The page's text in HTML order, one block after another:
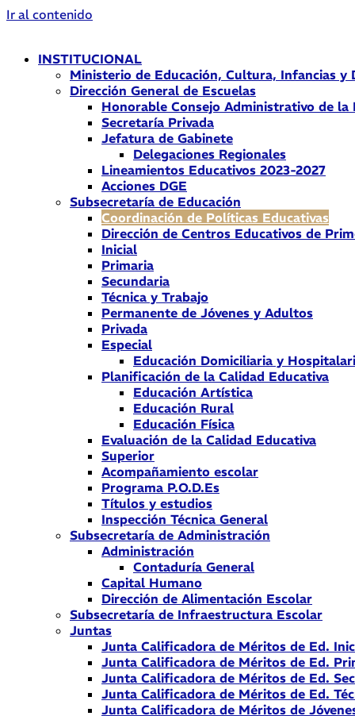
Ir al contenido
INSTITUCIONAL
Ministerio de Educación, Cultura, Infancias y
Dirección General de Escuelas
Honorable Consejo Administrativo de la
Secretaría Privada
Jefatura de Gabinete
Delegaciones Regionales
Lineamientos Educativos 2023-2027
Acciones DGE
Subsecretaría de Educación
Coordinación de Políticas Educativas
Dirección de Centros Educativos de
Inicial
Primaria
Secundaria
Técnica y Trabajo
Permanente de Jóvenes y Adultos
Privada
Especial
Educación Domiciliaria y
Planificación de la Calidad Educativa
Educación Artística
Educación Rural
Educación Física
Evaluación de la Calidad Educativa
Superior
Acompañamiento escolar
Programa P.O.D.Es
Títulos y estudios
Inspección Técnica General
Subsecretaría de Administración
Administración
Contaduría General
Capital Humano
Dirección de Alimentación Escolar
Subsecretaría de Infraestructura Escolar
Juntas
Junta Calificadora de Méritos de Ed.
Junta Calificadora de Méritos de Ed.
Junta Calificadora de Méritos de Ed.
Junta Calificadora de Méritos de Ed.
Junta Calificadora de Méritos de